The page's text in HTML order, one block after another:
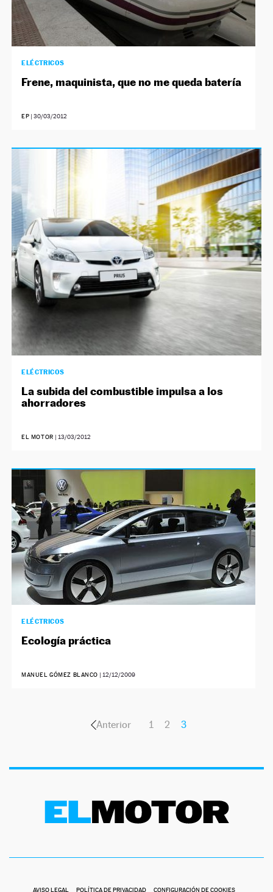
ELÉCTRICOS
Frene, maquinista, que no me queda batería
EP |30/03/2012
ELÉCTRICOS
La subida del combustible impulsa a los
ahorradores
EL MOTOR | 13/03/2012
ELÉCTRICOS
Ecología práctica
MANUEL GÓMEZ BLANCO | 12/12/2009
Anterior 1 2 3
AVISO LEGAL POLÍTICA DE PRIVACIDAD CONFIGURACIÓN DE COOKIES